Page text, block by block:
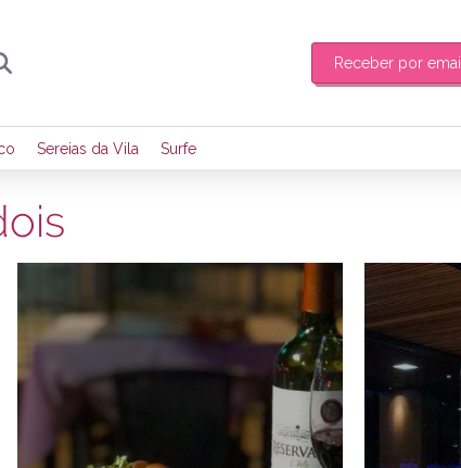
Receber por email
para receber toda sexta-feira de manhã o resumo
da região.
Sereias da Vila Surfe